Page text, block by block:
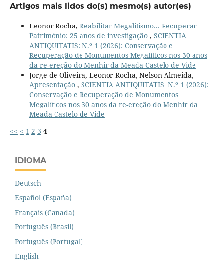
Artigos mais lidos do(s) mesmo(s) autor(es)
Leonor Rocha, Reabilitar Megalitismo… Recuperar
Património: 25 anos de investigação , SCIENTIA
ANTIQUITATIS: N.º 1 (2026): Conservação e
Recuperação de Monumentos Megalíticos nos 30 anos
da re-ereção do Menhir da Meada Castelo de Vide
Jorge de Oliveira, Leonor Rocha, Nelson Almeida,
Apresentação , SCIENTIA ANTIQUITATIS: N.º 1 (2026):
Conservação e Recuperação de Monumentos
Megalíticos nos 30 anos da re-ereção do Menhir da
Meada Castelo de Vide
<< < 1 2 3 4
IDIOMA
Deutsch
Español (España)
Français (Canada)
Português (Brasil)
Português (Portugal)
English